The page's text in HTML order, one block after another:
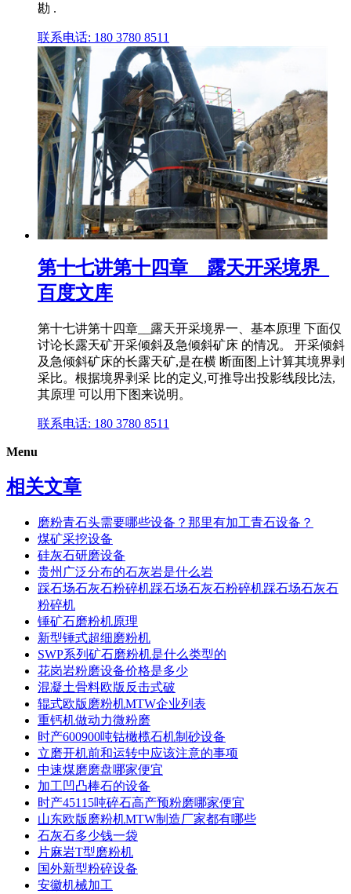
勘 .
联系电话: 180 3780 8511
第十七讲第十四章__露天开采境界_
百度文库
第十七讲第十四章__露天开采境界一、基本原理 下面仅
讨论长露天矿开采倾斜及急倾斜矿床 的情况。 开采倾斜
及急倾斜矿床的长露天矿,是在横 断面图上计算其境界剥
采比。根据境界剥采 比的定义,可推导出投影线段比法,
其原理 可以用下图来说明。
联系电话: 180 3780 8511
Menu
相关文章
磨粉青石头需要哪些设备？那里有加工青石设备？
煤矿采挖设备
硅灰石研磨设备
贵州广泛分布的石灰岩是什么岩
踩石场石灰石粉碎机踩石场石灰石粉碎机踩石场石灰石
粉碎机
锤矿石磨粉机原理
新型锤式超细磨粉机
SWP系列矿石磨粉机是什么类型的
花岗岩粉磨设备价格是多少
混凝土骨料欧版反击式破
辊式欧版磨粉机MTW企业列表
重钙机做动力微粉磨
时产600900吨钴橄榄石机制砂设备
立磨开机前和运转中应该注意的事项
中速煤磨磨盘哪家便宜
加工凹凸棒石的设备
时产45115吨碎石高产预粉磨哪家便宜
山东欧版磨粉机MTW制造厂家都有哪些
石灰石多少钱一袋
片麻岩T型磨粉机
国外新型粉碎设备
安徽机械加工